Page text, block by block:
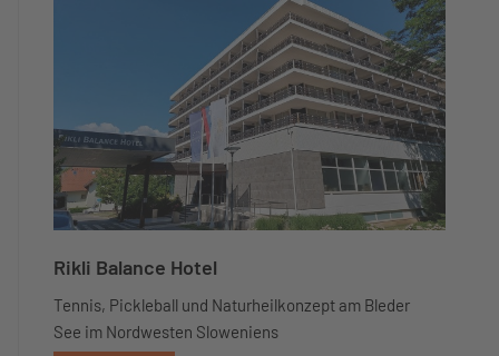
Rikli Balance Hotel
Tennis, Pickleball und Naturheilkonzept am Bleder
See im Nordwesten Sloweniens